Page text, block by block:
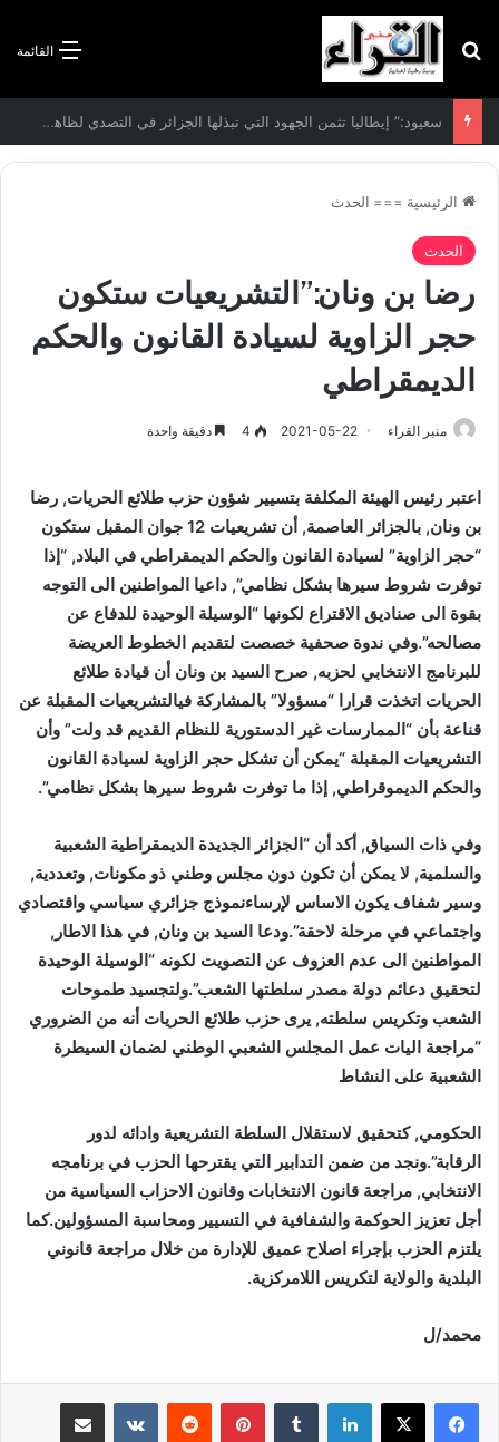
القائمة بحث عن
الاتفاقية الأممية بشأن تغير المناخ :الجزائر تودع مساهمتها الوطنية المحددة لسنة 2026
الرئيسية === الحدث
الحدث
رضا بن ونان:”التشريعيات ستكون
حجر الزاوية لسيادة القانون والحكم
الديمقراطي
منبر القراء 2021-05-22
4 دقيقة واحدة
اعتبر رئيس الهيئة المكلفة بتسيير شؤون حزب طلائع الحريات, رضا
بن ونان, بالجزائر العاصمة, أن تشريعيات 12 جوان المقبل ستكون
“حجر الزاوية” لسيادة القانون والحكم الديمقراطي في البلاد, “إذا
توفرت شروط سيرها بشكل نظامي”, داعيا المواطنين الى التوجه
بقوة الى صناديق الاقتراع لكونها “الوسيلة الوحيدة للدفاع عن
مصالحه”.وفي ندوة صحفية خصصت لتقديم الخطوط العريضة
للبرنامج الانتخابي لحزبه, صرح السيد بن ونان أن قيادة طلائع
الحريات اتخذت قرارا “مسؤولا” بالمشاركة فيالتشريعيات المقبلة عن
قناعة بأن “الممارسات غير الدستورية للنظام القديم قد ولت” وأن
التشريعيات المقبلة “يمكن أن تشكل حجر الزاوية لسيادة القانون
والحكم الديموقراطي, إذا ما توفرت شروط سيرها بشكل نظامي”.
وفي ذات السياق, أكد أن “الجزائر الجديدة الديمقراطية الشعبية
والسلمية, لا يمكن أن تكون دون مجلس وطني ذو مكونات, وتعددية,
وسير شفاف يكون الاساس لإرساءنموذج جزائري سياسي واقتصادي
واجتماعي في مرحلة لاحقة”.ودعا السيد بن ونان, في هذا الاطار,
المواطنين الى عدم العزوف عن التصويت لكونه “الوسيلة الوحيدة
لتحقيق دعائم دولة مصدر سلطتها الشعب”.ولتجسيد طموحات
الشعب وتكريس سلطته, يرى حزب طلائع الحريات أنه من الضروري
“مراجعة اليات عمل المجلس الشعبي الوطني لضمان السيطرة
الشعبية على النشاط
الحكومي, كتحقيق لاستقلال السلطة التشريعية وادائه لدور
الرقابة”.ونجد من ضمن التدابير التي يقترحها الحزب في برنامجه
الانتخابي, مراجعة قانون الانتخابات وقانون الاحزاب السياسية من
أجل تعزيز الحوكمة والشفافية في التسيير ومحاسبة المسؤولين.كما
يلتزم الحزب بإجراء اصلاح عميق للإدارة من خلال مراجعة قانوني
البلدية والولاية لتكريس اللامركزية.
محمد/ل
لينكدإن بينتيريست